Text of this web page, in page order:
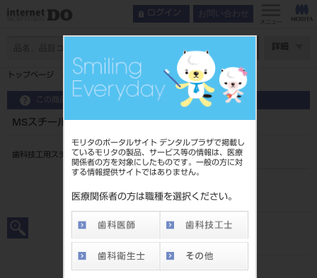
モリタのポータルサイト デンタルプラザで掲載し
ているモリタの製品、サービス等の情報は、医療
関係者の方を対象にしたものです。一般の方に対
する情報提供サイトではありません。
医療関係者の方は職種を選択ください。
ログイン お問い合わせ
メニュー
詳細
トップページ MSスチールバー ラウンドHP 6本入 #12
この商品に関するお問い合わせ
MSスチールバー ラウンドHP 6本入 #12
歯科技工用スチール切削器具
206220012
JAN/EANコード
標準価格